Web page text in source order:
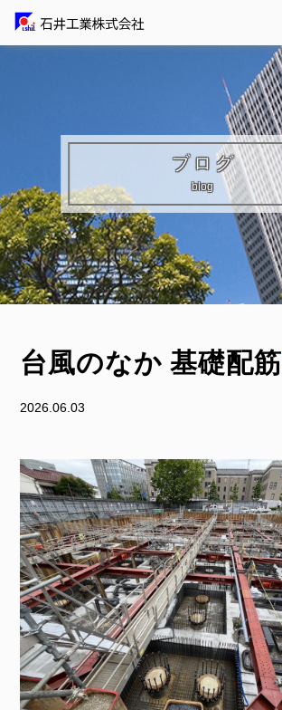
ブログ
blog
台風のなか 基礎配筋
2026.06.03